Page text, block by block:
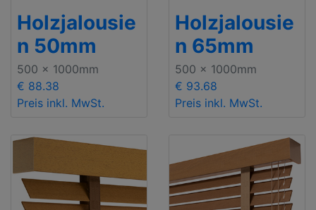
Holzjalousie
n 50mm
500 x 1000mm
€ 88.38
Preis inkl. MwSt.
Holzjalousie
n 65mm
500 x 1000mm
€ 93.68
Preis inkl. MwSt.